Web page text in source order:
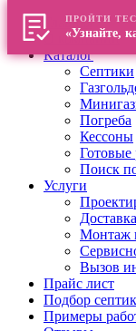
Главная
О компании
Каталог
Септики
Погреба
Кессоны
Готовые
Поиск
Услуги
Монтаж
Вызов
Прайс лист
Подбор
Примеры
ПРОЙТИ
«Узнайте,